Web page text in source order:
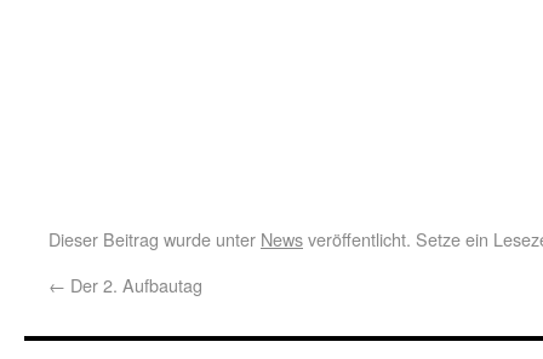
Dieser Beitrag wurde unter Newsveröffentlicht. Setze ein
← Der 2. Aufbautag